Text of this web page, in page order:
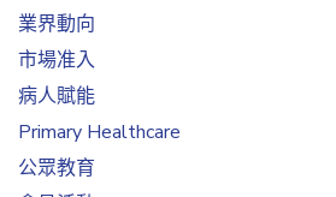
業界動向
市場准入
病人賦能
Primary Healthcare
公眾教育